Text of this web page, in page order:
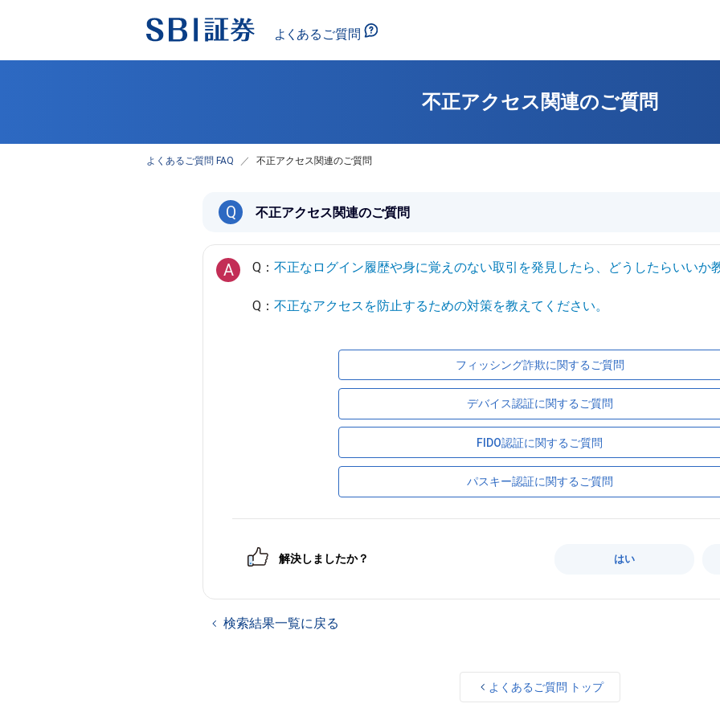
不正アクセス関連のご質問
よくあるご質問 FAQ 不正アクセス関連のご質問
Q 不正アクセス関連のご質問
A Q： 不正なログイン履歴や身に覚えのない取引を発見したら、どうしたらいいか
Q： 不正なアクセスを防止するための対策を教えてください。
フィッシング詐欺に関するご質問
デバイス認証に関するご質問
FIDO認証に関するご質問
パスキー認証に関するご質問
解決しましたか？ はい
検索結果一覧に戻る
よくあるご質問 トップ